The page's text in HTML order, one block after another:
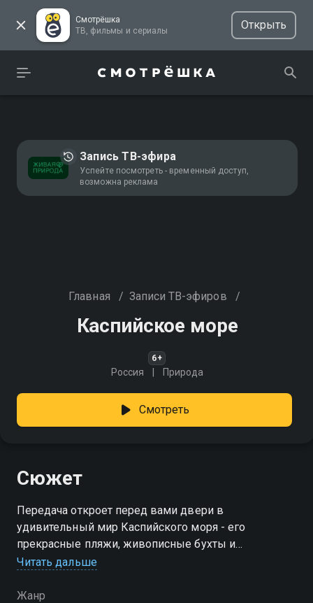
Смотрёшка
ТВ, фильмы и сериалы
Открыть
Запись ТВ-эфира
Успейте посмотреть - временный доступ,
возможна реклама
Главная / Записи ТВ-эфиров /
Каспийское море
6+
Россия Природа
Смотреть
Сюжет
Передача откроет перед вами двери в
удивительный мир Каспийского моря - его
прекрасные пляжи, живописные бухты и
неповторимые закаты. Вы увидите, как плещутся
Читать дальше
Жанр